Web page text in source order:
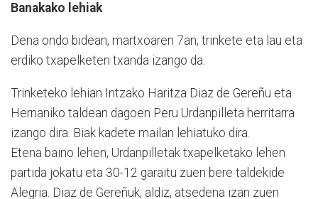
Banakako lehiak
Dena ondo bidean, martxoaren 7an, trinkete eta lau eta
erdiko txapelketen txanda izango da.
Trinketeko lehian Intzako Haritza Diaz de Gereñu eta
Hernaniko taldean dagoen Peru Urdanpilleta herritarra
izango dira. Biak kadete mailan lehiatuko dira.
Etena baino lehen, Urdanpilletak txapelketako lehen
partida jokatu eta 30-12 garaitu zuen bere taldekide
Alegria. Diaz de Gereñuk, aldiz, atsedena izan zuen